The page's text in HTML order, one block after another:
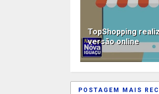
TopShopping
versão online
POSTAGEM MAIS